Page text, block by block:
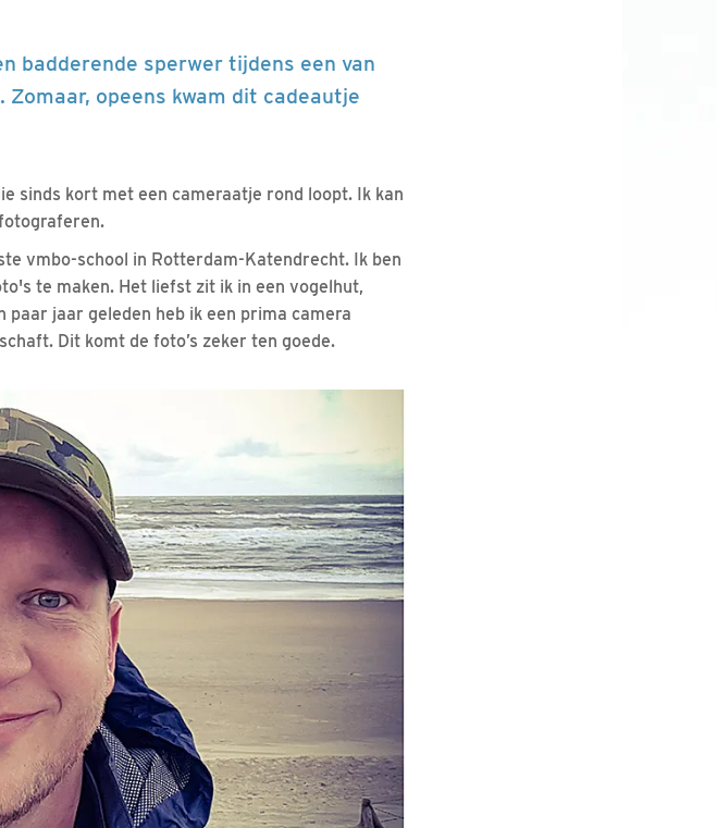
badderende sperwer tijdens een van
opeens kwam dit cadeautje
sinds kort met een cameraatje rond loopt. Ik kan
vmbo-school in Rotterdam-Katendrecht. Ik ben
te maken. Het liefst zit ik in een vogelhut,
jaar geleden heb ik een prima camera
Dit komt de foto’s zeker ten goede.